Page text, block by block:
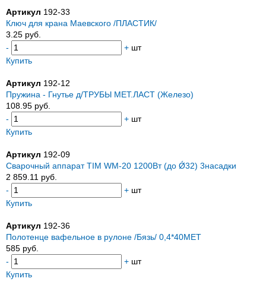
Артикул 192-33
Ключ для крана Маевского /ПЛАСТИК/
3.25 руб.
-
+ шт
Купить
Артикул 192-12
Пружина - Гнутье д/ТРУБЫ МЕТ.ЛАСТ (Железо)
108.95 руб.
-
+ шт
Купить
Артикул 192-09
Сварочный аппарат TIM WM-20 1200Вт (до Ǿ32) 3насадки
2 859.11 руб.
-
+ шт
Купить
Артикул 192-36
Полотенце вафельное в рулоне /Бязь/ 0,4*40МЕТ
585 руб.
-
+ шт
Купить